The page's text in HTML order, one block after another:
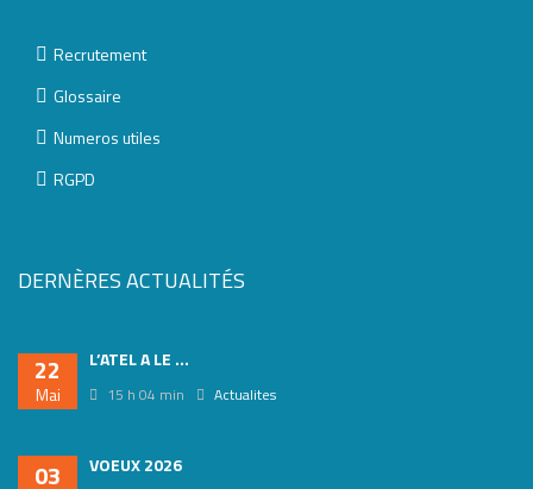
Recrutement
Glossaire
Numeros utiles
RGPD
DERNÈRES ACTUALITÉS
22
Mai
L’ATEL A LE ...
15 h 04 min Actualites
03 VOEUX 2026